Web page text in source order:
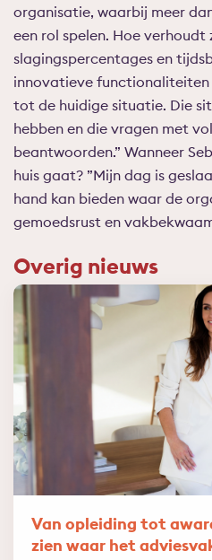
organisatie, waarbij meer
een rol spelen. Hoe
slagingspercentages en
innovatieve functionaliteiten
tot de huidige situatie. Die
hebben en die vragen met
beantwoorden.” Wanneer
huis gaat? ”Mijn dag is
hand kan bieden waar de
gemoedsrust en
Overig nieuws
Van opleiding tot
zien waar het